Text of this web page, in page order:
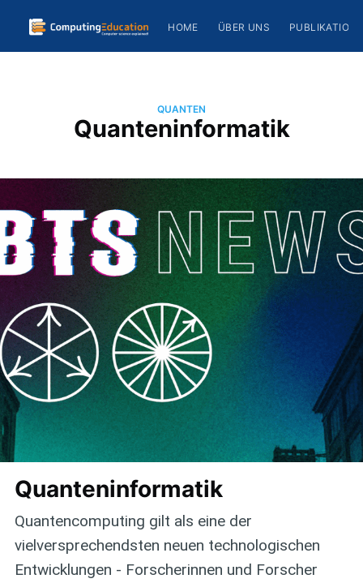
HOME ÜBER UNS
QUANTEN
Quanteninformatik
Quanteninformatik
Quantencomputing gilt als eine der
vielversprechendsten neuen technologischen
Entwicklungen - Forscherinnen und Forscher